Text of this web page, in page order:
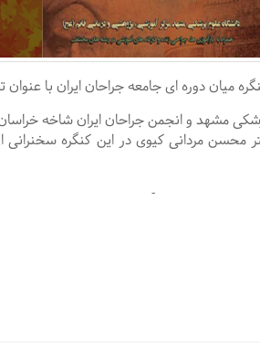
میان دوره ای جامعه جراحان ایران با
علوم پزشکی مشهد و انجمن جراحان ایران شاخه
مردانی کیوی در این کنگره سخنرانی
-